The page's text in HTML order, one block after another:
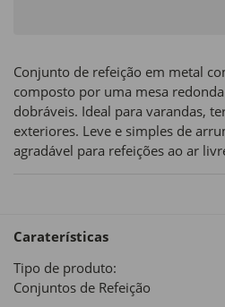
Conjunto de refeição em metal
composto por uma mesa
dobráveis. Ideal para varandas,
exteriores. Leve e simples de
agradável para refeições ao ar
Caraterísticas
Tipo de produto:
Conjuntos de Refeição